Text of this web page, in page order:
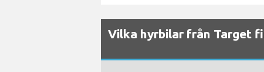
Vilka hyrbilar från Target